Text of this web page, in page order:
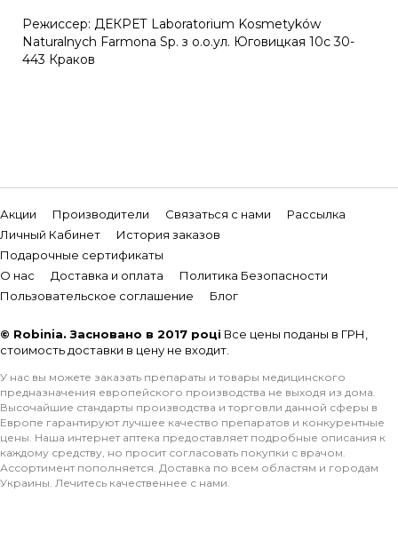
Режиссер: ДЕКРЕТ Laboratorium Kosmetyków
Naturalnych Farmona Sp. з о.о.ул. Юговицкая 10c 30-
443 Краков
Акции Производители Связаться с нами
Рассылка
Личный Кабинет
История заказов
Подарочные сертификаты
О нас
Доставка и оплата
Политика Безопасности
Пользовательское соглашение
Блог
© Robinia. Засновано в 2017 році Все цены поданы в ГРН,
стоимость доставки в цену не входит.
У нас вы можете заказать препараты и товары медицинского
предназначения европейского производства не выходя из дома.
Высочайшие стандарты производства и торговли данной сферы в
Европе гарантируют лучшее качество препаратов и конкурентные
цены. Наша интернет аптека предоставляет подробные описания к
каждому средству, но просит согласовать покупки с врачом.
Ассортимент пополняется. Доставка по всем областям и городам
Украины. Лечитесь качественнее с нами.